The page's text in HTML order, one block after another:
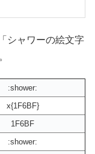
シャワーの絵文字
:shower:
x{1F6BF}
1F6BF
:shower: